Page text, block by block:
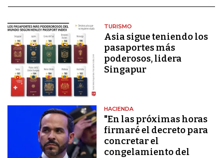
TURISMO
Asia sigue teniendo los
pasaportes más
poderosos, lidera
Singapur
HACIENDA
"En las próximas horas
firmaré el decreto para
concretar el
congelamiento del